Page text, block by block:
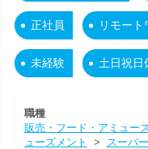
正社員 リモー
未経験 土日祝日
職種
販売・フード・アミュー
ューズメント
> スーパ